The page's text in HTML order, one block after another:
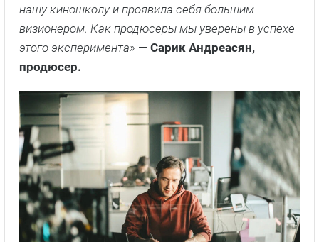
нашу киношколу и проявила себя большим
визионером. Как продюсеры мы уверены в успехе
этого эксперимента» — Сарик Андреасян,
продюсер.